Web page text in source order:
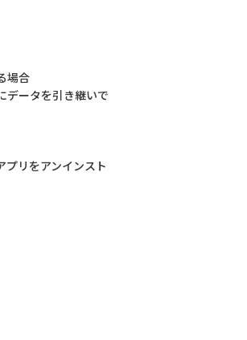
場合
データを引き継いで
プリをアンインスト